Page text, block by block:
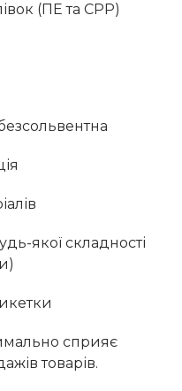
(ПЕ та СРР)
якої складності
сприяє
товарів.